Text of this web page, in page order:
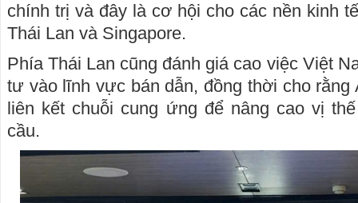
chính trị và đây là cơ hội cho các nền kinh
Thái Lan và Singapore.
Phía Thái Lan cũng đánh giá cao việc Việt
tư vào lĩnh vực bán dẫn, đồng thời cho
liên kết chuỗi cung ứng để nâng cao vị
cầu.